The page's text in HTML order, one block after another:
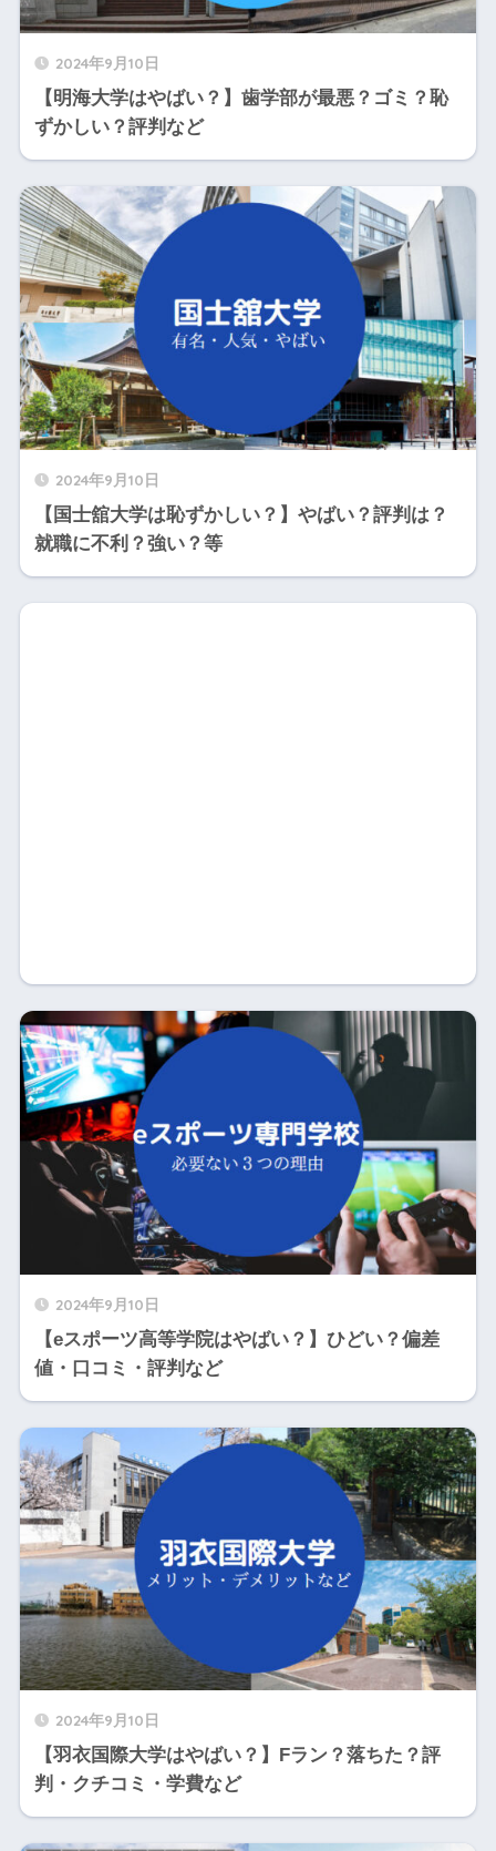
2024年9月10日
【明海大学はやばい？】歯学部が最悪？ゴミ？恥
ずかしい？評判など
2024年9月10日
【国士舘大学は恥ずかしい？】やばい？評判は？
就職に不利？強い？等
2024年9月10日
【eスポーツ高等学院はやばい？】ひどい？偏差
値・口コミ・評判など
2024年9月10日
【羽衣国際大学はやばい？】Fラン？落ちた？評
判・クチコミ・学費など